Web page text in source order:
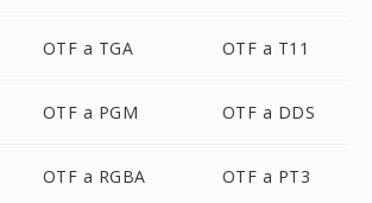
OTF a TGA OTF a T11
OTF a PGM OTF a DDS
OTF a RGBA OTF a PT3